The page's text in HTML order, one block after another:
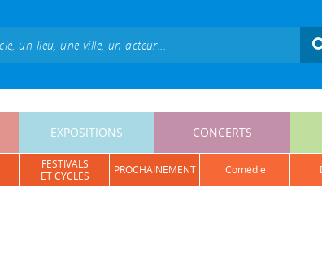
EXPOSITIONS CONCERTS
FESTIVALS
ET CYCLES
PROCHAINEMENT comédie